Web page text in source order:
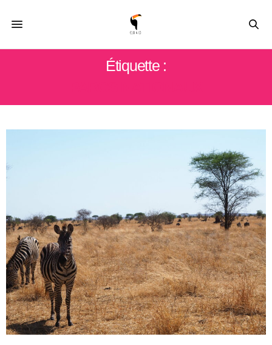
Étiquette :